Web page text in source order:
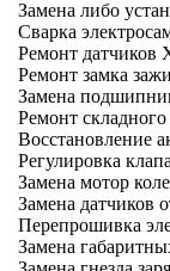
Замена либо
Сварка
Ремонт датчиков
Ремонт замка
Замена
Ремонт
Восстановление
Регулировка
Замена мотор
Замена датчиков
Перепрошивка
Замена